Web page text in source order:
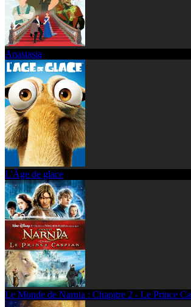
Anastasia
L'Âge de glace
Le Monde de Narnia : Chapitre 2 - Le Prince